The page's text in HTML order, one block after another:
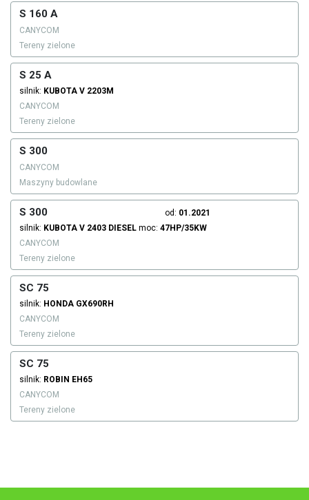
S 160 A
CANYCOM
Tereny zielone
S 25 A
silnik: KUBOTA V 2203M
CANYCOM
Tereny zielone
S 300
CANYCOM
Maszyny budowlane
S 300 od: 01.2021
silnik: KUBOTA V 2403 DIESEL moc: 47HP/35KW
CANYCOM
Tereny zielone
SC 75
silnik: HONDA GX690RH
CANYCOM
Tereny zielone
SC 75
silnik: ROBIN EH65
CANYCOM
Tereny zielone